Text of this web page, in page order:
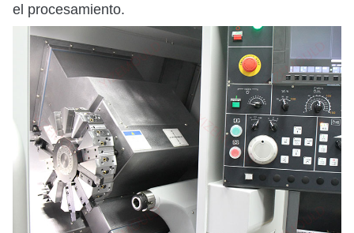
el procesamiento.